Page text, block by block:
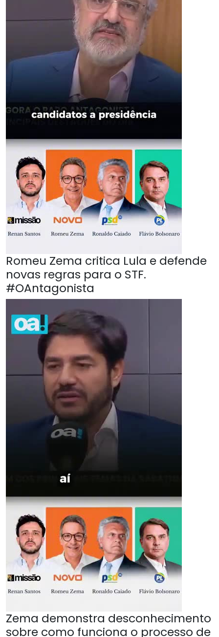
Romeu Zema critica Lula e defende
novas regras para o STF.
#OAntagonista
Zema demonstra desconhecimento
sobre como funciona o processo de